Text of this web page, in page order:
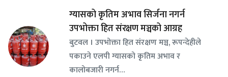
ग्यासको कृतिम अभाव सिर्जना नगर्न
उपभोक्ता हित संरक्षण मञ्चको आग्रह
बुटवल । उपभोक्ता हित संरक्षण मञ्च, रूपन्देहीले
पकाउने एलपी ग्यासको कृतिम अभाव र
कालोबजारी नगर्न…